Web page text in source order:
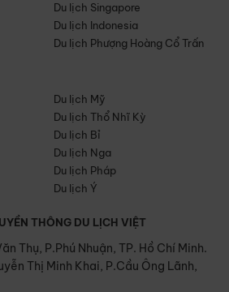
Du lịch Singapore
Du lịch Indonesia
Du lịch Phượng Hoàng Cổ Trấn
Du lịch Mỹ
Du lịch Thổ Nhĩ Kỳ
Du lịch Bỉ
Du lịch Nga
Du lịch Pháp
Du lịch Ý
THÔNG DU LỊCH VIỆT
Thụ, P.Phú Nhuận, TP. Hồ Chí Minh.
Thị Minh Khai, P.Cầu Ông Lãnh,